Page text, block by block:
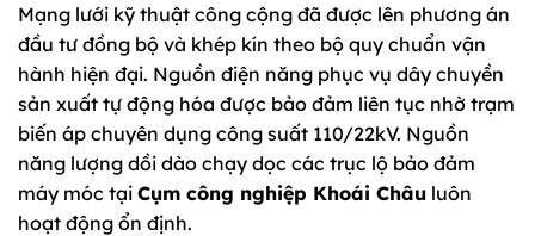
Mạng lưới kỹ thuật công cộng đã được lên phương án
đầu tư đồng bộ và khép kín theo bộ quy chuẩn vận
hành hiện đại. Nguồn điện năng phục vụ dây chuyền
sản xuất tự động hóa được bảo đảm liên tục nhờ trạm
biến áp chuyên dụng công suất 110/22kV. Nguồn
năng lượng dồi dào chạy dọc các trục lộ bảo đảm
máy móc tại Cụm công nghiệp Khoái Châu luôn
hoạt động ổn định.